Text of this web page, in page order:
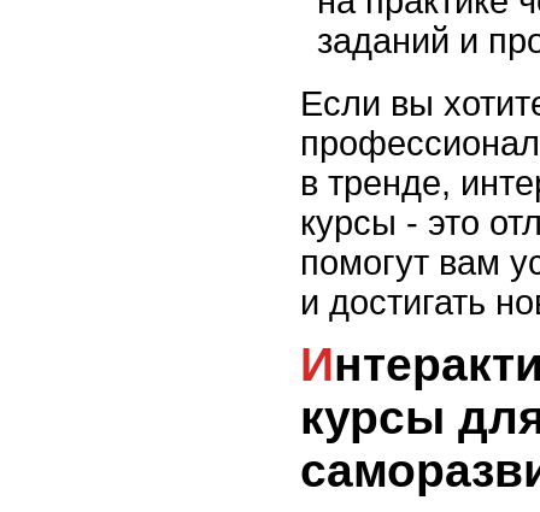
заданий и
Если вы
в тренде,
курсы - это
помогут вам
и достигать
Интерактивные онлайн-
курсы